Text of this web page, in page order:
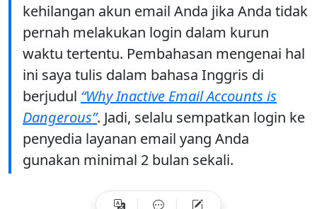
kehilangan akun email Anda jika Anda tidak
pernah melakukan login dalam kurun
waktu tertentu. Pembahasan mengenai hal
ini saya tulis dalam bahasa Inggris di
berjudul “Why Inactive Email Accounts is
Dangerous”. Jadi, selalu sempatkan login ke
penyedia layanan email yang Anda
gunakan minimal 2 bulan sekali.